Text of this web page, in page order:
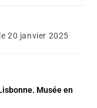
20 janvier 2025
Musée en